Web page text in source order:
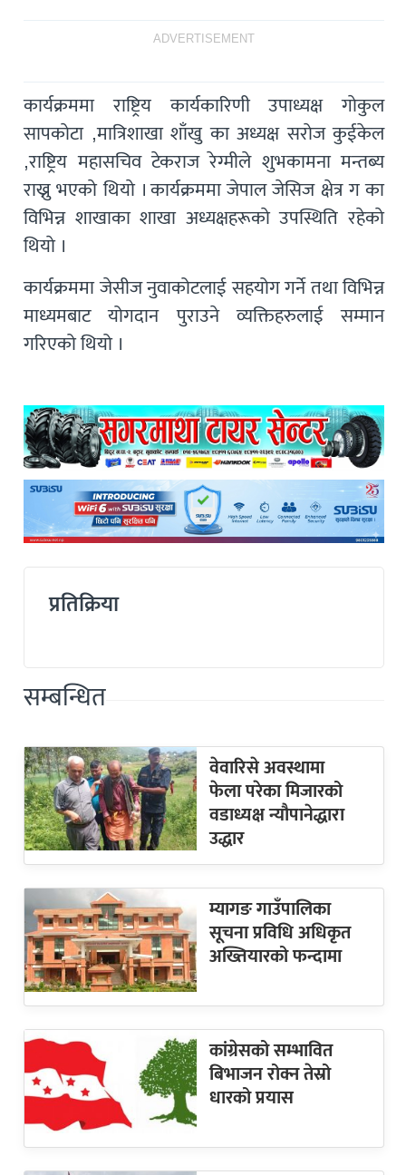
ADVERTISEMENT
कार्यक्रममा राष्ट्रिय कार्यकारिणी उपाध्यक्ष गाेकुल
सापकाेटा ,मात्रिशाखा शाँखु का अध्यक्ष सराेज कुईकेल
,राष्ट्रिय महासचिव टेकराज रेग्मीले शुभकामना मन्तब्य
राख्नु भएकाे थियाे । कार्यक्रममा जेपाल जेसिज क्षेत्र ग का
विभिन्न शाखाका शाखा अध्यक्षहरूकाे उपस्थिति रहेकाे
थियाे ।
कार्यक्रममा जेसीज नुवाकोटलाई सहयोग गर्ने तथा विभिन्न
माध्यमबाट योगदान पुराउने व्यक्तिहरुलाई सम्मान
गरिएको थियो ।
प्रतिक्रिया
सम्बन्धित
वेवारिसे अवस्थामा
फेला परेका मिजारको
वडाध्यक्ष न्यौपानेद्धारा
उद्धार
म्यागङ गाउँपालिका
सूचना प्रविधि अधिकृत
अख्तियारको फन्दामा
कांग्रेसको सम्भावित
बिभाजन रोक्न तेस्रो
धारको प्रयास